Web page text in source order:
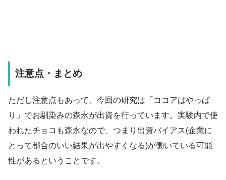
注意点・まとめ
ただし注意点もあって、今回の研究は「ココアはやっぱ
り」でお馴染みの森永が出資を行っています。実験内で使
われたチョコも森永なので、つまり出資バイアス(企業に
とって都合のいい結果が出やすくなる)が働いている可能
性があるということです。